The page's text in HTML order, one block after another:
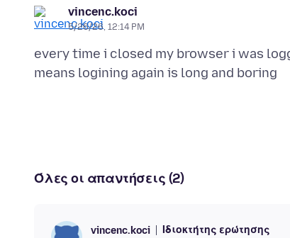
vincenc.koci
5/26/26, 12:14 PM
every time i closed my browser i was
Όλες οι απαντήσεις (2)
vincenc.koci Ιδιοκτήτης ερώτησης